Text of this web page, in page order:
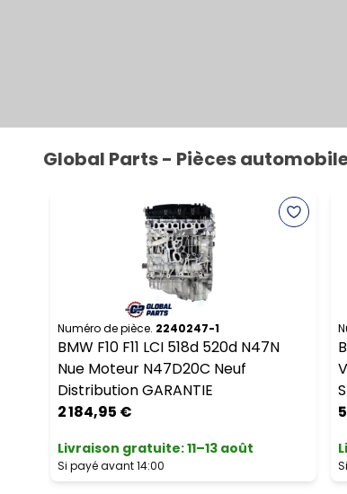
Global Parts - Pièces
Numéro de pièce. 2240247-1
BMW F10 F11 LCI 518d 520d N47N
Nue Moteur N47D20C Neuf
Distribution GARANTIE
2 184,95 €
Livraison gratuite:11–13 août
Si payé avant 14:00